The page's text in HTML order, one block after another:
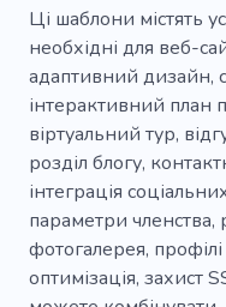
Дистанційний
Маркетинг
Ці шаблони містять
необхідні для веб-
адаптивний дизайн,
інтерактивний план
віртуальний тур,
розділ блогу,
інтеграція
параметри
фотогалерея,
оптимізація, захист